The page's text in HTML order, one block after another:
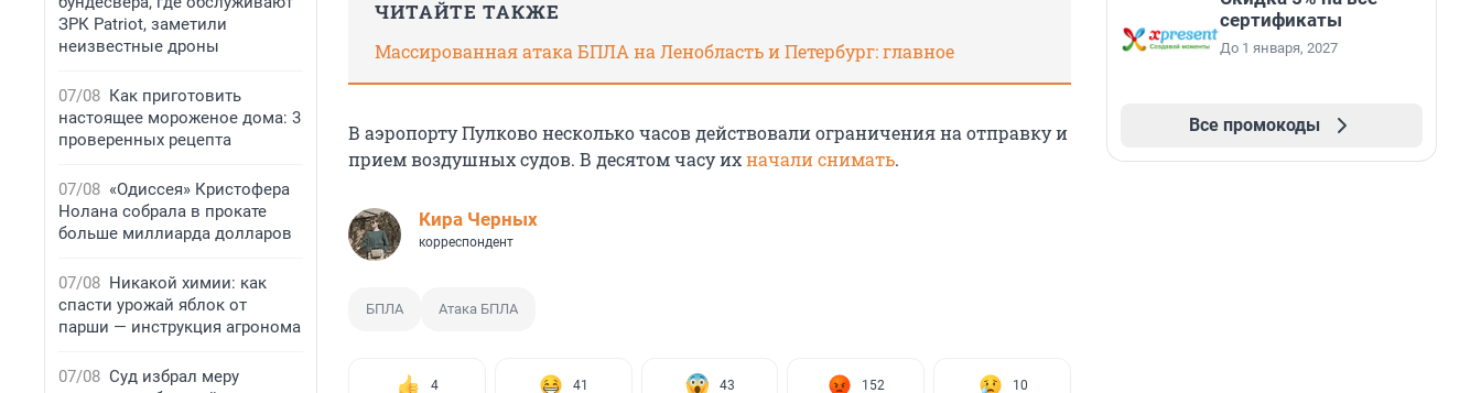
ЗРК Patriot, заметили
неизвестные дроны
07/08 Как приготовить
настоящее мороженое дома: 3
проверенных рецепта
07/08 «Одиссея» Кристофера
Нолана собрала в прокате
больше миллиарда долларов
07/08 Никакой химии: как
спасти урожай яблок от
парши — инструкция агронома
07/08 Суд избрал меру
ЧИТАЙТЕ ТАКЖЕ
Массированная атака БПЛА на Ленобласть и Петербург: главное
В аэропорту Пулково несколько часов действовали ограничения на отправку и
прием воздушных судов. В десятом часу ихначали снимать.
Кира Черных
корреспондент
БПЛА Атака БПЛА
4 41 43 152 10
сертификаты
До 1 января, 2027
Все промокоды